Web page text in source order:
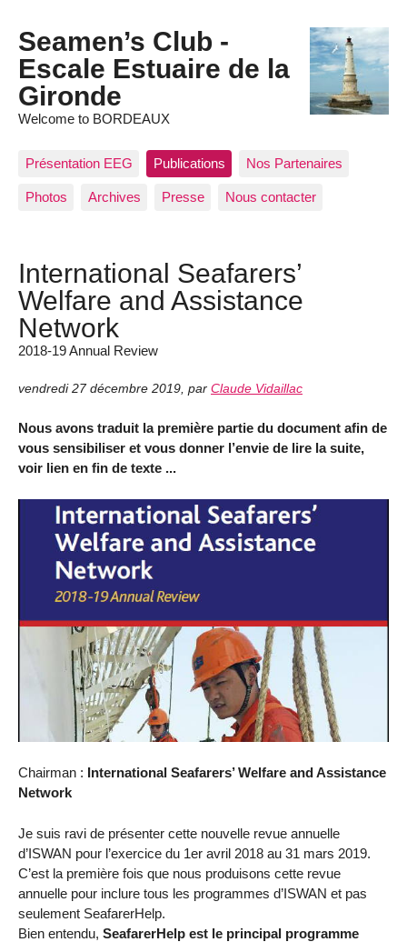
Seamen’s Club -
Escale Estuaire de la
Gironde
Welcome to BORDEAUX
Présentation EEG Publications Nos Partenaires
Photos Archives Presse Nous contacter
International Seafarers’
Welfare and Assistance
Network
2018-19 Annual Review
vendredi 27 décembre 2019 par Claude Vidaillac
Nous avons traduit la première partie du document afin de
vous sensibiliser et vous donner l’envie de lire la suite,
voir lien en fin de texte ...
Chairman : International Seafarers’ Welfare and Assistance
Network
Je suis ravi de présenter cette nouvelle revue annuelle
d’ISWAN pour l’exercice du 1er avril 2018 au 31 mars 2019.
C’est la première fois que nous produisons cette revue
annuelle pour inclure tous les programmes d’ISWAN et pas
seulement SeafarerHelp.
Bien entendu, SeafarerHelp est le principal programme